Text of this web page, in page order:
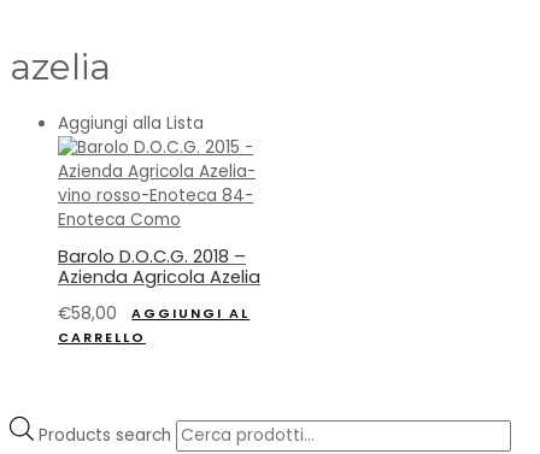
Products search
azelia
Aggiungi alla Lista
Barolo D.O.C.G. 2018 –
Azienda Agricola Azelia
€58,00
AGGIUNGI AL
CARRELLO